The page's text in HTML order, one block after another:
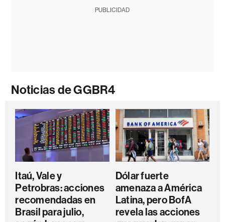
PUBLICIDAD
Noticias de GGBR4
Itaú, Vale y
Petrobras: acciones
recomendadas en
Brasil para julio,
Dólar fuerte
amenaza a América
Latina, pero BofA
revela las acciones